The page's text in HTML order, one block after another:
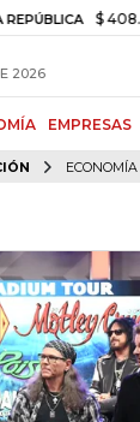
$ 408.498,97
2026
EMPRESAS
ECONOMÍA